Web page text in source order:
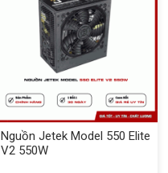
Nguồn Jetek Model 550 Elite
V2 550W